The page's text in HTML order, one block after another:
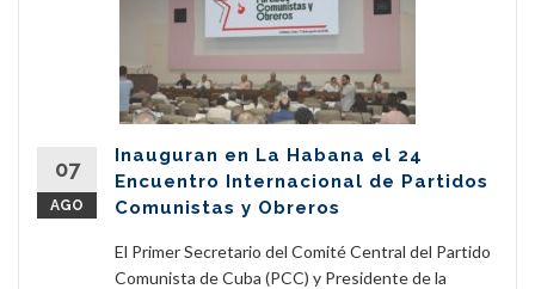
07
AGO
Inauguran en La Habana el 24
Encuentro Internacional de Partidos
Comunistas y Obreros
El Primer Secretario del Comité Central del Partido
Comunista de Cuba (PCC) y Presidente de la